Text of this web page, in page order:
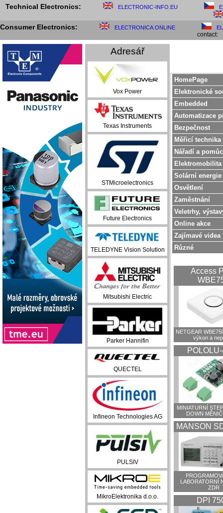
Technical Electronics: ELECTRONIC-INFO.EU
Consumer Electronics: ELECTRONICA.ONLINE
contact:
Adresář
Vox Power
Texas Instruments
STMicroelectronics
Future Electronics
TELEDYNE Vision Solution
Mitsubishi Electric
Parker Hannifin
QUECTEL
Infineon Technologies AG
PULSIV
MikroElektronika d.o.o.
HomePage
Elektronické
Embedded
Automatizace
Bezpečnost
Měřicí technika
Nářadí a
Elektromobilita
Solární energie
Osvětlení
Zaměstnání
Veletrhy,
Online akce
Zajímavé videa
Různé
Access
NETGEAR
výkon a
MINIATURNÍ
DOWN
MANSON
LABORATORNÍ
ZDR
DPI